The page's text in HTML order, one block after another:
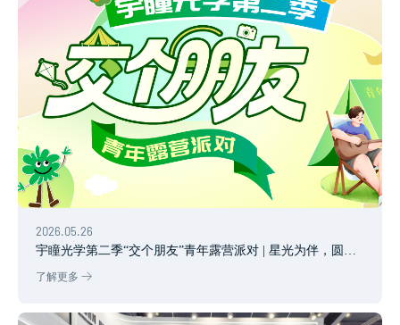
2026.05.26
宇瞳光学第二季“交个朋友”青年露营派对 | 星光为伴，圆满
了解更多